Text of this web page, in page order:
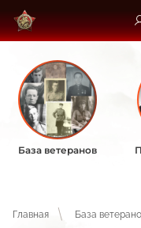
База ветеранов
Главная База